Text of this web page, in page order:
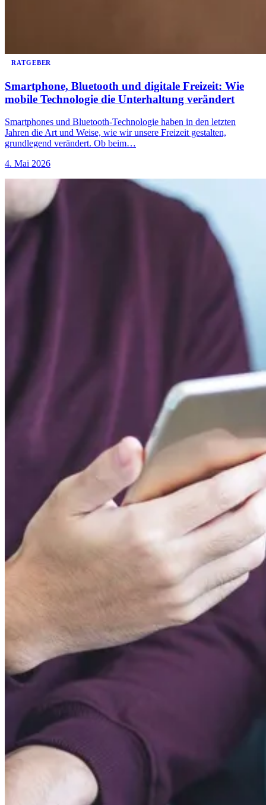
RATGEBER
Smartphone, Bluetooth und digitale Freizeit: Wie
mobile Technologie die Unterhaltung verändert
Smartphones und Bluetooth-Technologie haben in den letzten
Jahren die Art und Weise, wie wir unsere Freizeit gestalten,
grundlegend verändert. Ob beim…
4. Mai 2026